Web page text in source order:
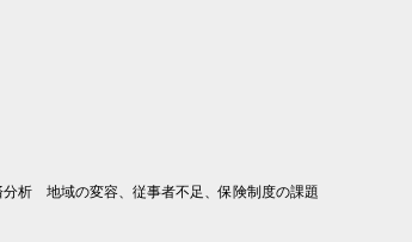
分析 地域の変容、従事者不足、保険制度の課題